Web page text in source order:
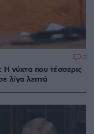
Η νύχτα που τέσσερις
λίγα λεπτά
3